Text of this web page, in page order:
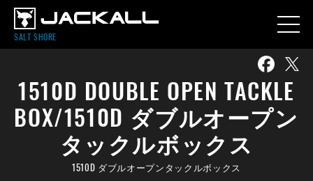
SALT SHORE
1510D DOUBLE OPEN TACKLE
BOX/1510D ダブルオープン
タックルボックス
1510D ダブルオープンタックルボックス